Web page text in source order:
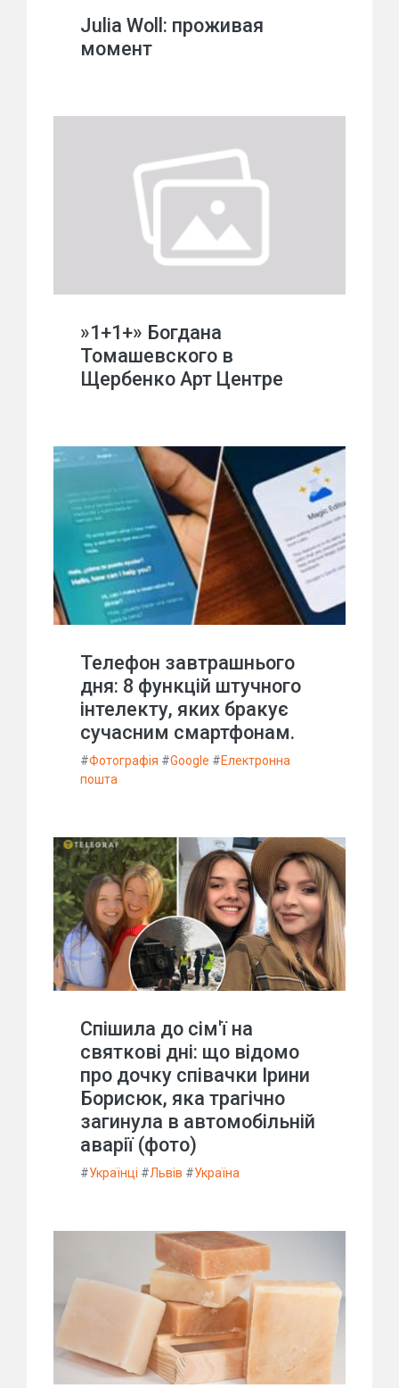
Julia Woll: проживая
момент
»1+1+» Богдана
Томашевского в
Щербенко Арт Центре
Телефон завтрашнього
дня: 8 функцій штучного
інтелекту, яких бракує
сучасним смартфонам.
#Фотографія #Google #Електронна
пошта
Спішила до сім'ї на
святкові дні: що відомо
про дочку співачки Ірини
Борисюк, яка трагічно
загинула в автомобільній
аварії (фото)
#Українці #Львів #Україна